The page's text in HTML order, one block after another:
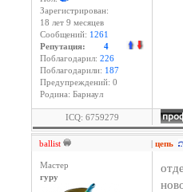
Зарегистрирован:
18 лет 9 месяцев
Сообщений: 1261
Репутация: 4
Поблагодарил: 226
Поблагодарили: 187
Предупреждений: 0
Родина: Барнаул
ICQ: 6759279
ballist | цепь
Мастер
гуру